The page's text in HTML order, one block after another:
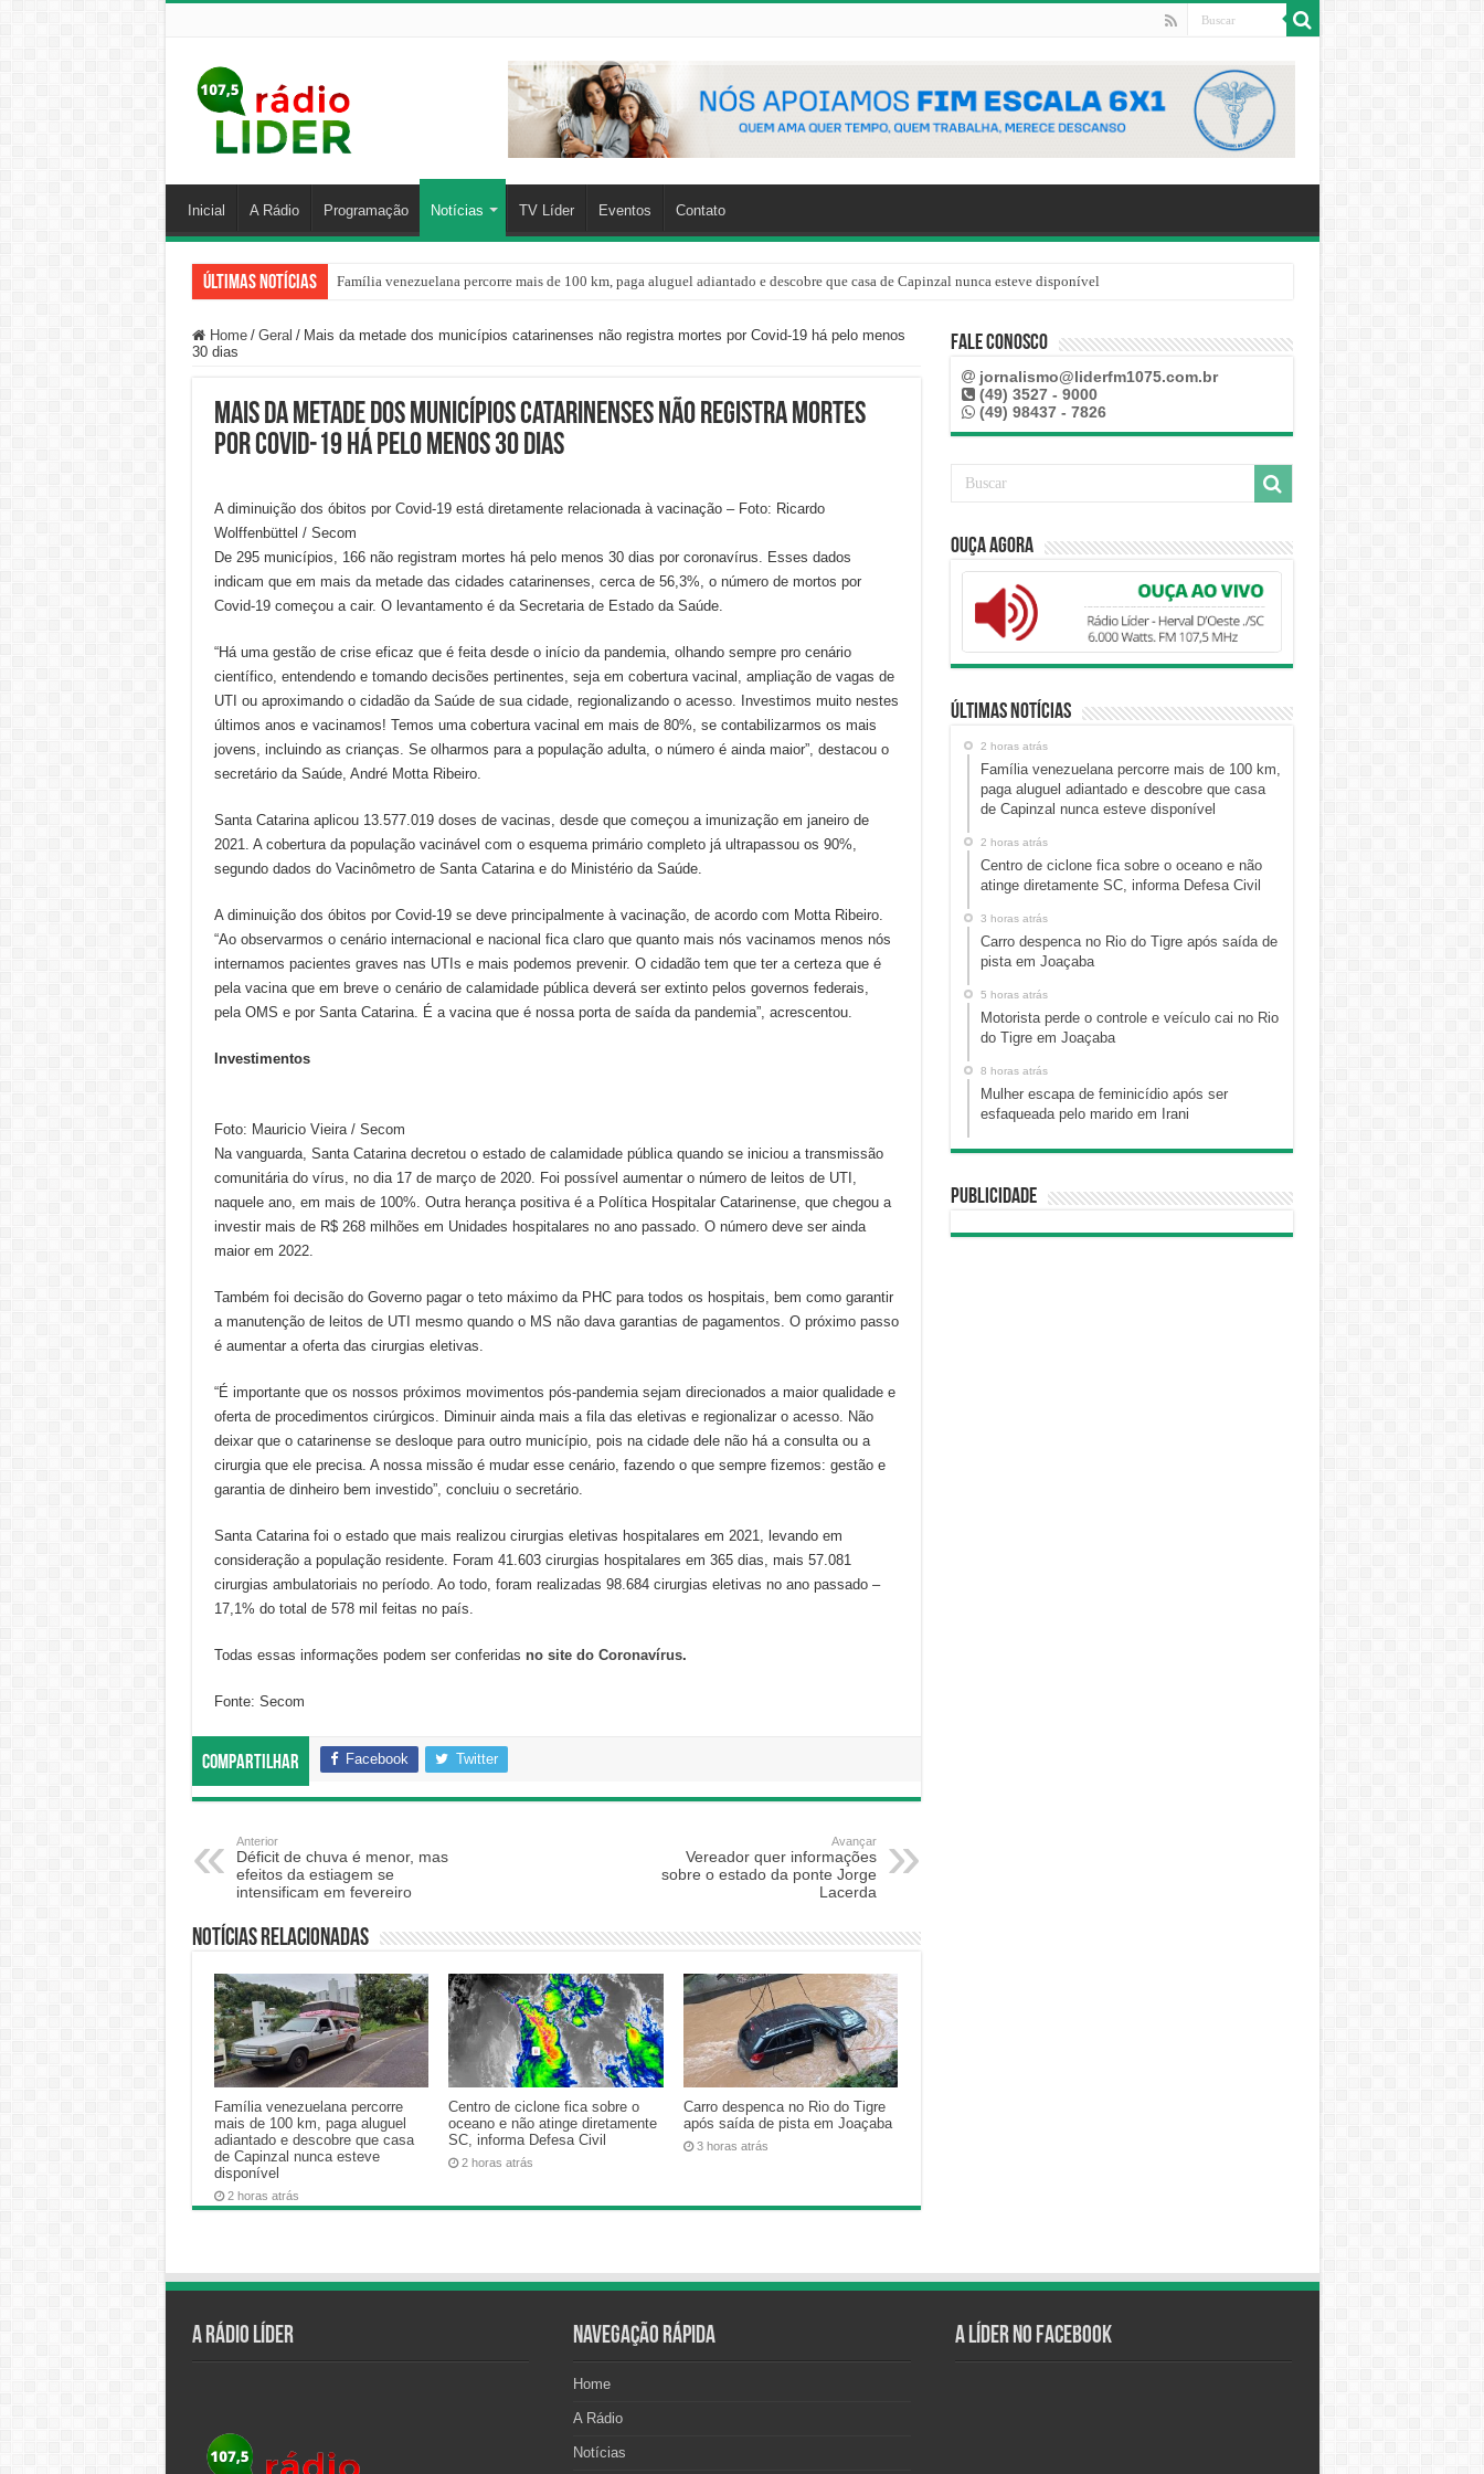
Inicial A Rádio Programação Notícias TV Líder Eventos Contato
Últimas Notícias Família venezuelana percorre mais de 100 km, paga aluguel adiantado e descobre que casa de Capinzal nunca esteve disponível
Home / Geral / Mais da metade dos municípios catarinenses não registra mortes por Covid-19 há pelo menos
30 dias
Mais da metade dos municípios catarinenses não registra mortes
por Covid-19 há pelo menos 30 dias
A diminuição dos óbitos por Covid-19 está diretamente relacionada à vacinação – Foto: Ricardo
Wolffenbüttel / Secom
De 295 municípios, 166 não registram mortes há pelo menos 30 dias por coronavírus. Esses dados
indicam que em mais da metade das cidades catarinenses, cerca de 56,3%, o número de mortos por
Covid-19 começou a cair. O levantamento é da Secretaria de Estado da Saúde.
“Há uma gestão de crise eficaz que é feita desde o início da pandemia, olhando sempre pro cenário
científico, entendendo e tomando decisões pertinentes, seja em cobertura vacinal, ampliação de vagas de
UTI ou aproximando o cidadão da Saúde de sua cidade, regionalizando o acesso. Investimos muito nestes
últimos anos e vacinamos! Temos uma cobertura vacinal em mais de 80%, se contabilizarmos os mais
jovens, incluindo as crianças. Se olharmos para a população adulta, o número é ainda maior”, destacou o
secretário da Saúde, André Motta Ribeiro.
Santa Catarina aplicou 13.577.019 doses de vacinas, desde que começou a imunização em janeiro de
2021. A cobertura da população vacinável com o esquema primário completo já ultrapassou os 90%,
segundo dados do Vacinômetro de Santa Catarina e do Ministério da Saúde.
A diminuição dos óbitos por Covid-19 se deve principalmente à vacinação, de acordo com Motta Ribeiro.
“Ao observarmos o cenário internacional e nacional fica claro que quanto mais nós vacinamos menos nós
internamos pacientes graves nas UTIs e mais podemos prevenir. O cidadão tem que ter a certeza que é
pela vacina que em breve o cenário de calamidade pública deverá ser extinto pelos governos federais,
pela OMS e por Santa Catarina. É a vacina que é nossa porta de saída da pandemia”, acrescentou.
Investimentos
Foto: Mauricio Vieira / Secom
Na vanguarda, Santa Catarina decretou o estado de calamidade pública quando se iniciou a transmissão
comunitária do vírus, no dia 17 de março de 2020. Foi possível aumentar o número de leitos de UTI,
naquele ano, em mais de 100%. Outra herança positiva é a Política Hospitalar Catarinense, que chegou a
investir mais de R$ 268 milhões em Unidades hospitalares no ano passado. O número deve ser ainda
maior em 2022.
Também foi decisão do Governo pagar o teto máximo da PHC para todos os hospitais, bem como garantir
a manutenção de leitos de UTI mesmo quando o MS não dava garantias de pagamentos. O próximo passo
é aumentar a oferta das cirurgias eletivas.
“É importante que os nossos próximos movimentos pós-pandemia sejam direcionados a maior qualidade e
oferta de procedimentos cirúrgicos. Diminuir ainda mais a fila das eletivas e regionalizar o acesso. Não
deixar que o catarinense se desloque para outro município, pois na cidade dele não há a consulta ou a
cirurgia que ele precisa. A nossa missão é mudar esse cenário, fazendo o que sempre fizemos: gestão e
garantia de dinheiro bem investido”, concluiu o secretário.
Santa Catarina foi o estado que mais realizou cirurgias eletivas hospitalares em 2021, levando em
consideração a população residente. Foram 41.603 cirurgias hospitalares em 365 dias, mais 57.081
cirurgias ambulatoriais no período. Ao todo, foram realizadas 98.684 cirurgias eletivas no ano passado –
17,1% do total de 578 mil feitas no país.
Todas essas informações podem ser conferidas no site do Coronavírus.
Fonte: Secom
Compartilhar Facebook Twitter
Anterior
Déficit de chuva é menor, mas
efeitos da estiagem se
intensificam em fevereiro
Avançar
Vereador quer informações
sobre o estado da ponte Jorge
Lacerda
Notícias relacionadas
Família venezuelana percorre
mais de 100 km, paga aluguel
adiantado e descobre que casa
de Capinzal nunca esteve
disponível
2 horas atrás
Centro de ciclone fica sobre o
oceano e não atinge diretamente
SC, informa Defesa Civil
2 horas atrás
Carro despenca no Rio do Tigre
após saída de pista em Joaçaba
3 horas atrás
Fale Conosco
jornalismo@liderfm1075.com.br
(49) 3527 - 9000
(49) 98437 - 7826
Ouça Agora
Últimas Notícias
2 horas atrás
Família venezuelana percorre mais de 100 km,
paga aluguel adiantado e descobre que casa
de Capinzal nunca esteve disponível
2 horas atrás
Centro de ciclone fica sobre o oceano e não
atinge diretamente SC, informa Defesa Civil
3 horas atrás
Carro despenca no Rio do Tigre após saída de
pista em Joaçaba
5 horas atrás
Motorista perde o controle e veículo cai no Rio
do Tigre em Joaçaba
8 horas atrás
Mulher escapa de feminicídio após ser
esfaqueada pelo marido em Irani
Publicidade
A Rádio Líder Navegação Rápida
Home
A Rádio
Notícias
A Líder no Facebook